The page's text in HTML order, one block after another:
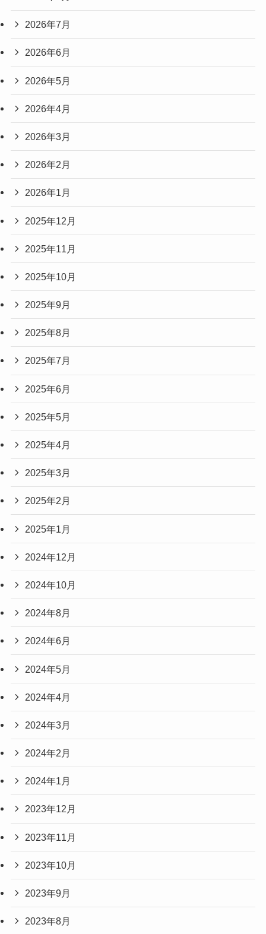
2026年7月
2026年6月
2026年5月
2026年4月
2026年3月
2026年2月
2026年1月
2025年12月
2025年11月
2025年10月
2025年9月
2025年8月
2025年7月
2025年6月
2025年5月
2025年4月
2025年3月
2025年2月
2025年1月
2024年12月
2024年10月
2024年8月
2024年6月
2024年5月
2024年4月
2024年3月
2024年2月
2024年1月
2023年12月
2023年11月
2023年10月
2023年9月
2023年8月